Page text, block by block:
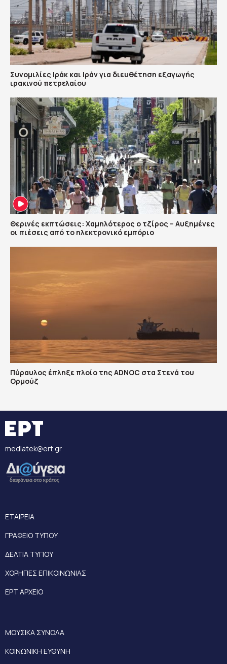
Συνομιλίες Ιράκ και Ιράν για διευθέτηση εξαγωγής
ιρακινού πετρελαίου
Θερινές εκπτώσεις: Χαμηλότερος ο τζίρος – Αυξημένες
οι πιέσεις από το ηλεκτρονικό εμπόριο
Πύραυλος έπληξε πλοίο της ADNOC στα Στενά του
Ορμούζ
mediatek@ert.gr
ΕΤΑΙΡΕΙΑ
ΓΡΑΦΕΙΟ ΤΥΠΟΥ
ΔΕΛΤΙΑ ΤΥΠΟΥ
ΧΟΡΗΓΙΕΣ ΕΠΙΚΟΙΝΩΝΙΑΣ
ΕΡΤ ΑΡΧΕΙΟ
ΜΟΥΣΙΚΑ ΣΥΝΟΛΑ
ΚΟΙΝΩΝΙΚΗ ΕΥΘΥΝΗ